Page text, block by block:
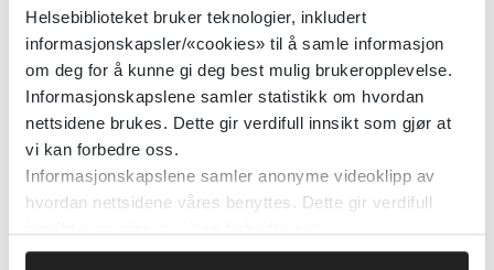
Helsebiblioteket bruker teknologier, inkludert
informasjonskapsler/«cookies» til å samle informasjon
om deg for å kunne gi deg best mulig brukeropplevelse.
Informasjonskapslene samler statistikk om hvordan
nettsidene brukes. Dette gir verdifull innsikt som gjør at
vi kan forbedre oss.
Informasjonskapslene samler anonyme videoklipp av
hvordan nettsidene våres benyttes. Dette gir verdifull
Psykososiale tiltak for å fremme
mental motstandskraft (resiliens)
hos helsefagstudenter
(medisinstudenter,
sykepleiestudenter,
jordmorstudenter,
ambulansepersonale)